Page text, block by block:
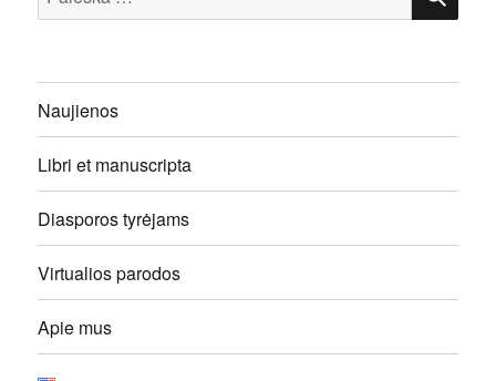
Naujienos
Libri et manuscripta
Diasporos tyrėjams
Virtualios parodos
Apie mus